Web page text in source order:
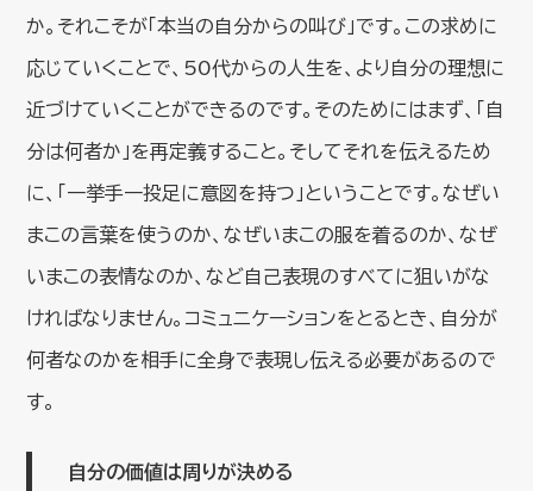
か。それこそが「本当の自分からの叫び」です。この求めに
応じていくことで、50代からの人生を、より自分の理想に
近づけていくことができるのです。そのためにはまず、「自
分は何者か」を再定義すること。そしてそれを伝えるため
に、「一挙手一投足に意図を持つ」ということです。なぜい
まこの言葉を使うのか、なぜいまこの服を着るのか、なぜ
いまこの表情なのか、など自己表現のすべてに狙いがな
ければなりません。コミュニケーションをとるとき、自分が
何者なのかを相手に全身で表現し伝える必要があるので
す。
自分の価値は周りが決める